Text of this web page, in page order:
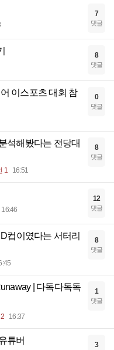
7
댓글
8
댓글
이스포츠 대회 참
0
댓글
석해봤다는 전당대
1 16:51
8
댓글
16:46
12
댓글
컵이였다는 서터리
8
댓글
| 다독다독독
16:37
1
댓글
튜버 3